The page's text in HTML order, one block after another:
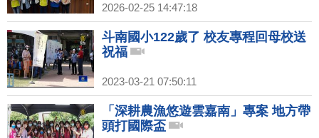
2026-02-25 14:47:18
斗南國小122歲了 校友專程回母校送
祝福
2023-03-21 07:50:11
「深耕農漁悠遊雲嘉南」專案 地方帶
頭打國際盃